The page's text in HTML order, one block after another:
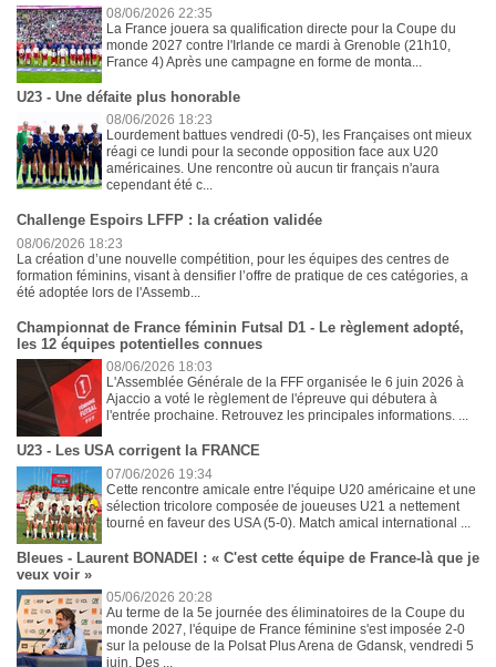
08/06/2026 22:35
La France jouera sa qualification directe pour la Coupe du
monde 2027 contre l'Irlande ce mardi à Grenoble (21h10,
France 4) Après une campagne en forme de monta...
U23 - Une défaite plus honorable
08/06/2026 18:23
Lourdement battues vendredi (0-5), les Françaises ont mieux
réagi ce lundi pour la seconde opposition face aux U20
américaines. Une rencontre où aucun tir français n'aura
cependant été c...
Challenge Espoirs LFFP : la création validée
08/06/2026 18:23
La création d’une nouvelle compétition, pour les équipes des centres de
formation féminins, visant à densifier l’offre de pratique de ces catégories, a
été adoptée lors de l'Assemb...
Championnat de France féminin Futsal D1 - Le règlement adopté,
les 12 équipes potentielles connues
08/06/2026 18:03
L'Assemblée Générale de la FFF organisée le 6 juin 2026 à
Ajaccio a voté le règlement de l'épreuve qui débutera à
l'entrée prochaine. Retrouvez les principales informations. ...
U23 - Les USA corrigent la FRANCE
07/06/2026 19:34
Cette rencontre amicale entre l'équipe U20 américaine et une
sélection tricolore composée de joueuses U21 a nettement
tourné en faveur des USA (5-0). Match amical international ...
Bleues - Laurent BONADEI : « C'est cette équipe de France-là que je
veux voir »
05/06/2026 20:28
Au terme de la 5e journée des éliminatoires de la Coupe du
monde 2027, l'équipe de France féminine s'est imposée 2-0
sur la pelouse de la Polsat Plus Arena de Gdansk, vendredi 5
juin. Des ...